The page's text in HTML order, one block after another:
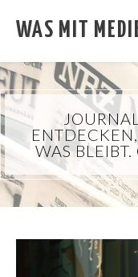
WAS MIT
WAS BLEIBT.